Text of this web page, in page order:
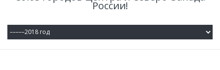
России!